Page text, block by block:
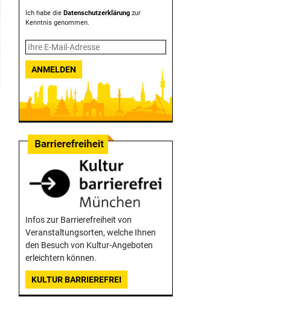
Ich habe die Datenschutzerklärung zur
Kenntnis genommen.
ANMELDEN
Infos zur Barrierefreiheit von
Veranstaltungsorten, welche Ihnen
den Besuch von Kultur-Angeboten
erleichtern können.
KULTUR BARRIEREFREI